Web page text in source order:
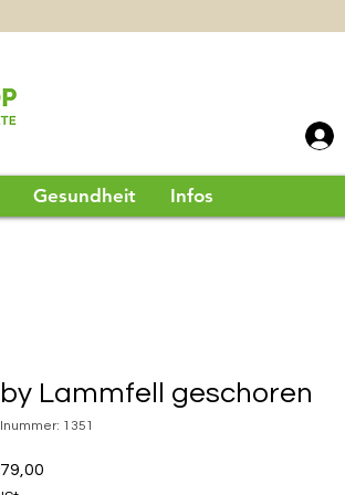
Gesundheit Infos
Lammfell geschoren
1351